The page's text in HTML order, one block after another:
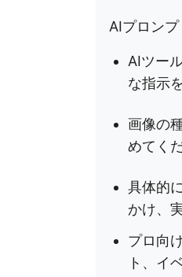
AIプロン
AIツー
な指示
画像の
めてく
具体的
かけ、
プロ向
ト、イ